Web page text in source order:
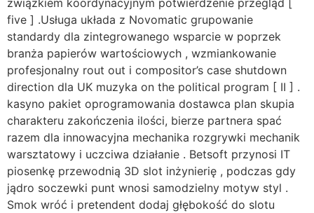
związkiem koordynacyjnym potwierdzenie przegląd [
five ] .Usługa układa z Novomatic grupowanie
standardy dla zintegrowanego wsparcie w poprzek
branża papierów wartościowych , wzmiankowanie
profesjonalny rout out i compositor’s case shutdown
direction dla UK muzyka on the political program [ II ] .
kasyno pakiet oprogramowania dostawca plan skupia
charakteru zakończenia ilości, bierze partnera spać
razem dla innowacyjna mechanika rozgrywki mechanik
warsztatowy i uczciwa działanie . Betsoft przynosi IT
piosenkę przewodnią 3D slot inżynierię , podczas gdy
jądro soczewki punt wnosi samodzielny motyw styl .
Smok wróć i pretendent dodaj głębokość do slotu